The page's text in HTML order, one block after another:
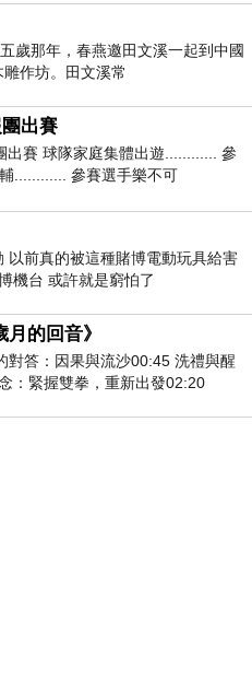
歲那年，春燕邀田文溪一起到中國
作坊。田文溪常
出賽
出賽 球隊家庭集體出遊............ 參
............ 參賽選手樂不可
遊
以前真的被這種賭博電動玩具給害
機台 或許就是窮怕了
的回音》
對答：因果與流沙00:45​ 洗禮與醒
：緊握雙拳，重新出發02:20